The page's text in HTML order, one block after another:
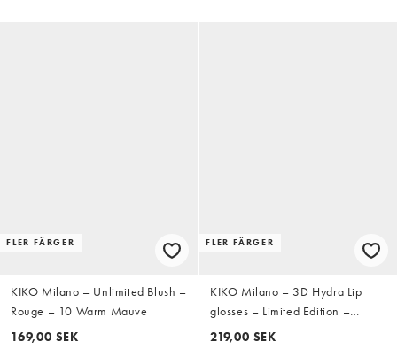
FLER FÄRGER
KIKO Milano – Unlimited Blush –
Rouge – 10 Warm Mauve
169,00 SEK
FLER FÄRGER
KIKO Milano – 3D Hydra Lip
glosses – Limited Edition –
Läppglans - 46 Marvellous
219,00 SEK